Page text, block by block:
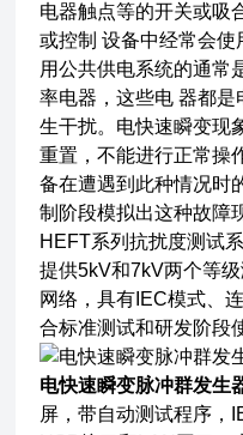
电器触点等的开关或吸
或控制 设备中经常会
用公共供电系统的通常
率电器，这些电 器都
生干扰。电快速瞬变现
重置，不能进行正常操
备在遭遇到此种情况时
制阶段模拟出这种故障
HEFT系列抗扰度测试
提供5kV和7kV两个等
网络，具有IEC模式、
合标准测试和研发阶段
电快速瞬变脉冲群发生
屏，带自动测试程序，